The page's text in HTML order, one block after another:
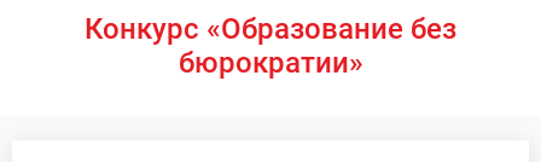
Конкурс «Образование без
бюрократии»